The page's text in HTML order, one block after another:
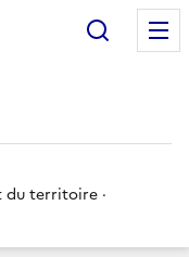
du territoire ·